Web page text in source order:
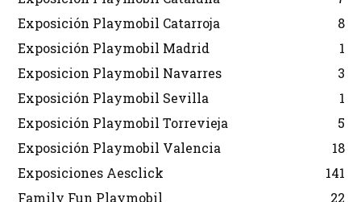
Exposición Playmobil Catarroja
8
Exposición Playmobil Madrid
1
Exposicion Playmobil Navarres
3
Exposición Playmobil Sevilla
1
Exposición Playmobil Torrevieja
5
Exposición Playmobil Valencia
18
Exposiciones Aesclick
141
Family Fun Playmobil
22